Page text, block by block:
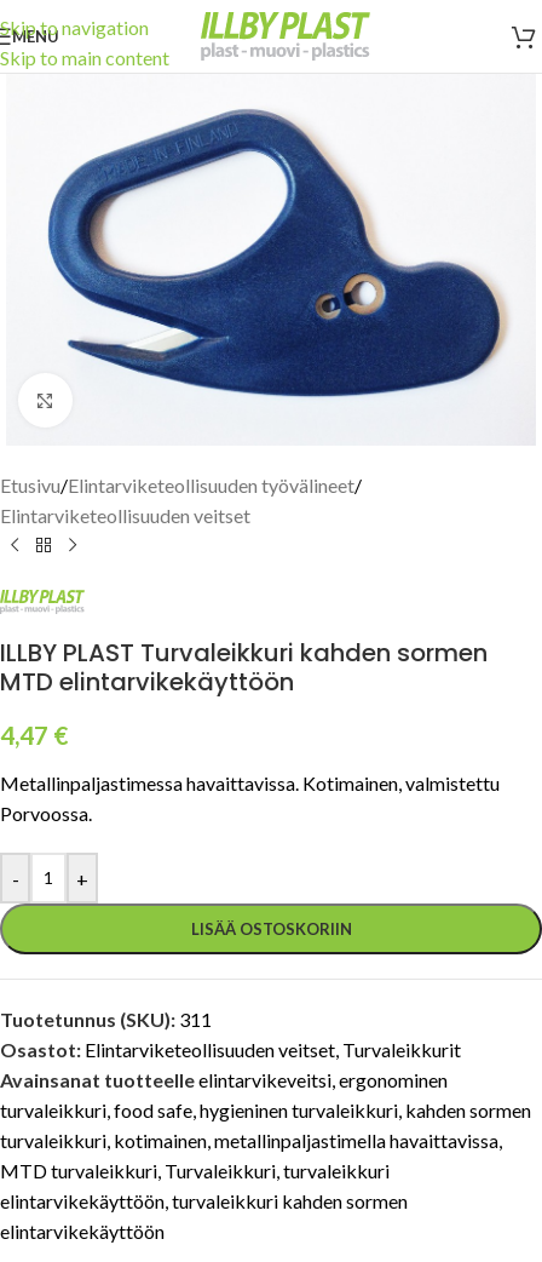
Skip to navigation
Skip to main content
MENU
Etusivu/Elintarviketeollisuuden työvälineet/
Elintarviketeollisuuden veitset
ILLBY PLAST Turvaleikkuri kahden sormen
MTD elintarvikekäyttöön
4,47 €
Metallinpaljastimessa havaittavissa. Kotimainen, valmistettu
Porvoossa.
- +
LISÄÄ OSTOSKORIIN
Tuotetunnus (SKU): 311
Osastot: Elintarviketeollisuuden veitset, Turvaleikkurit
Avainsanat tuotteelleelintarvikeveitsi,ergonominen
turvaleikkuri,food safe,hygieninen turvaleikkuri, kahden sormen
turvaleikkuri, kotimainen,metallinpaljastimella havaittavissa,
MTD turvaleikkuri, Turvaleikkuri,turvaleikkuri
elintarvikekäyttöön,turvaleikkuri kahden sormen
elintarvikekäyttöön